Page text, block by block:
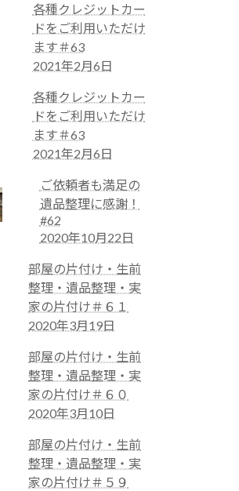
各種クレジットカー
ドをご利用いただけ
ます＃63
2021年2月6日
各種クレジットカー
ドをご利用いただけ
ます＃63
2021年2月6日
ご依頼者も満足の
遺品整理に感謝！
#62
2020年10月22日
部屋の片付け・生前
整理・遺品整理・実
家の片付け＃６１
2020年3月19日
部屋の片付け・生前
整理・遺品整理・実
家の片付け＃６０
2020年3月10日
部屋の片付け・生前
整理・遺品整理・実
家の片付け＃５９